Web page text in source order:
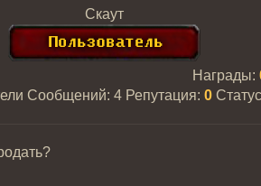
Скаут
Сообщений: 4
Награды:
Репутация: 0